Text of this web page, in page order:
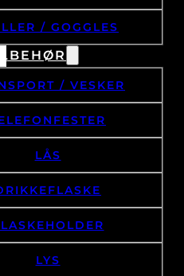
/ GOGGLES
/ VESKER
LÅS
LYS